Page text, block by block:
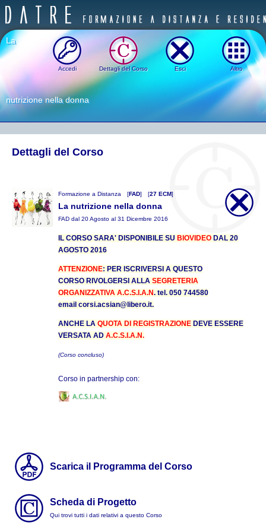
Accedi Dettagli del Corso Esci Altro
La
nutrizione nella donna
Dettagli del Corso
Formazione a Distanza [FAD] [27 ECM]
La nutrizione nella donna
FAD dal 20 Agosto al 31 Dicembre 2016
IL CORSO SARA' DISPONIBILE SU BIOVIDEODAL 20
AGOSTO 2016
ATTENZIONE: PER ISCRIVERSI A QUESTO
CORSO RIVOLGERSI ALLA SEGRETERIA
ORGANIZZATIVA A.C.S.I.A.N. tel. 050 744580
email corsi.acsian@libero.it.
ANCHE LA QUOTA DI REGISTRAZIONEDEVE ESSERE
VERSATA AD A.C.S.I.A.N.
(Corso concluso)
Corso in partnership con:
Scarica il Programma del Corso
Scheda di Progetto
Qui trovi tutti i dati relativi a questo Corso